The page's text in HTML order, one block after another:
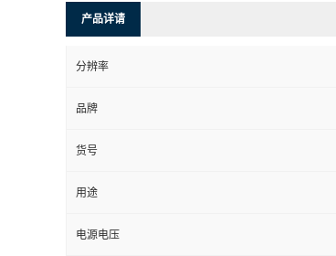
产品详请
分辨率
品牌
货号
用途
电源电压